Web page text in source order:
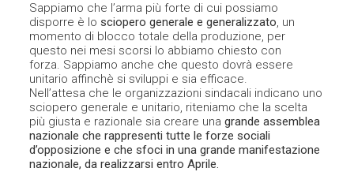
Sappiamo che l’arma più forte di cui possiamo
disporre è losciopero generale e generalizzato, un
momento di blocco totale della produzione, per
questo nei mesi scorsi lo abbiamo chiesto con
forza. Sappiamo anche che questo dovrà essere
unitario affinchè si sviluppi e sia efficace.
Nell’attesa che le organizzazioni sindacali indicano uno
sciopero generale e unitario, riteniamo che la scelta
più giusta e razionale sia creare unagrande assemblea
nazionale che rappresenti tutte le forze sociali
d’opposizione e che sfoci in una grande manifestazione
nazionale, da realizzarsi entro Aprile.